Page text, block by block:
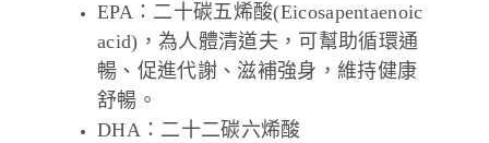
EPA：二十碳五烯酸(Eicosapentaenoic
acid)，為人體清道夫，可幫助循環通
暢、促進代謝、滋補強身，維持健康
舒暢。
DHA：二十二碳六烯酸